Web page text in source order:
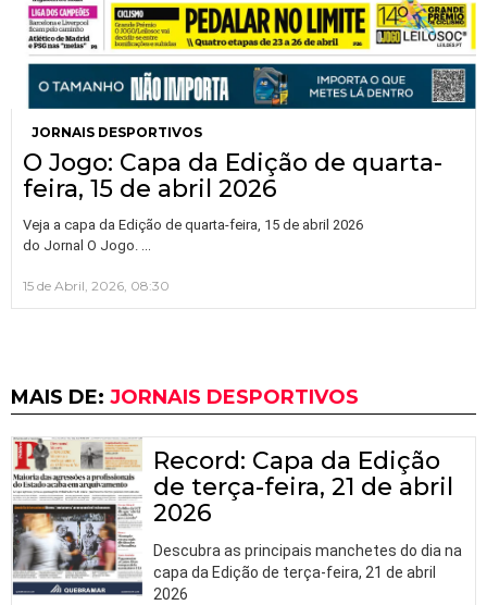
JORNAIS DESPORTIVOS
O Jogo: Capa da Edição de quarta-
feira, 15 de abril 2026
Veja a capa da Edição de quarta-feira, 15 de abril 2026
do Jornal O Jogo.
15 de Abril, 2026, 08:30
MAIS DE: JORNAIS DESPORTIVOS
Record: Capa da Edição
de terça-feira, 21 de abril
2026
Descubra as principais manchetes do dia na
capa da Edição de terça-feira, 21 de abril
2026